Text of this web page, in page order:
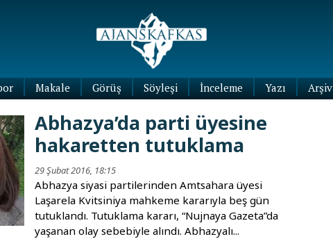
Makale Görüş Söyleşi İnceleme
Yazı
Yazıları
Arşiv
Abhazya’da parti üyesine
hakaretten tutuklama
29 Şubat 2016, 18:15
Abhazya siyasi partilerinden Amtsahara üyesi
Laşarela Kvitsiniya mahkeme kararıyla beş gün
tutuklandı. Tutuklama kararı, “Nujnaya Gazeta”da
yaşanan olay sebebiyle alındı. Abhazyalı...